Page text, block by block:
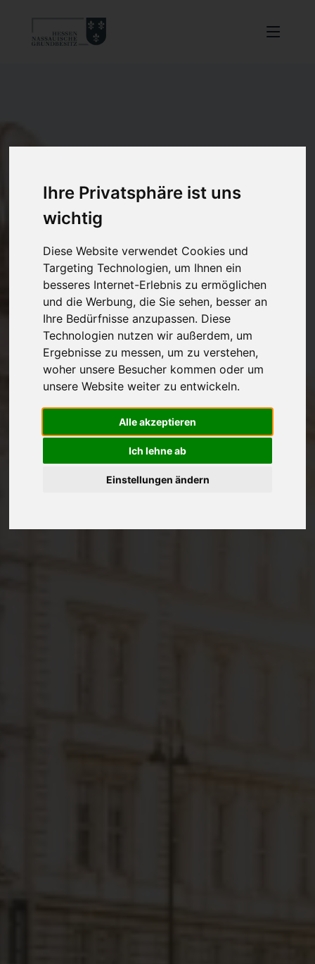
Ihre Privatsphäre ist uns
wichtig
Diese Website verwendet Cookies und
Targeting Technologien, um Ihnen ein
besseres Internet-Erlebnis zu ermöglichen
und die Werbung, die Sie sehen, besser an
Ihre Bedürfnisse anzupassen. Diese
Technologien nutzen wir außerdem, um
Ergebnisse zu messen, um zu verstehen,
woher unsere Besucher kommen oder um
unsere Website weiter zu entwickeln.
Alle akzeptieren
Ich lehne ab
Einstellungen ändern